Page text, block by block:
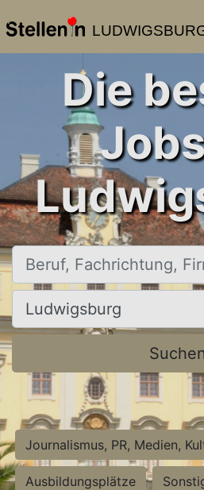
Die
Beruf, Fachrichtung, Firma
Ort, Stadt
Suchen
Journalismus, PR, Medien,
Ausbildungsplätze